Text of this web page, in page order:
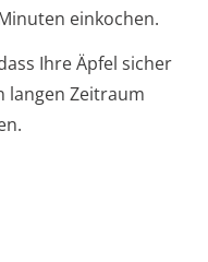
einkochen.
Ihre Äpfel sicher
langen Zeitraum